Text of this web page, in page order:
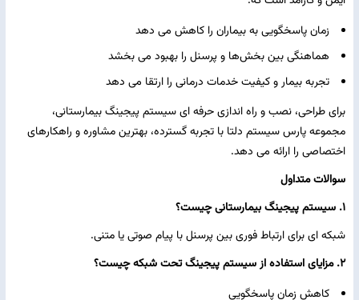
زمان پاسخگویی به بیماران را کاهش می ‌دهد
هماهنگی بین بخش‌ها و پرسنل را بهبود می ‌بخشد
تجربه بیمار و کیفیت خدمات درمانی را ارتقا می‌ دهد
برای طراحی، نصب و راه ‌اندازی حرفه‌ ای سیستم پیجینگ بیمارستانی،
مجموعه پارس سیستم دلتا با تجربه گسترده، بهترین مشاوره و راهکارهای
اختصاصی را ارائه می‌ دهد.
سوالات متداول
1. سیستم پیجینگ بیمارستانی چیست؟
شبکه ‌ای برای ارتباط فوری بین پرسنل با پیام صوتی یا متنی.
2. مزایای استفاده از سیستم پیجینگ تحت شبکه چیست؟
کاهش زمان پاسخگویی